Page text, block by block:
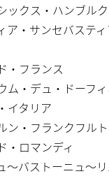
ックス・ハンブルク
ア・サンセバステ
・フランス
ム・デュ・ドーフ
イタリア
ン・フランクフルト
・ロマンディ
〜バストーニュ〜